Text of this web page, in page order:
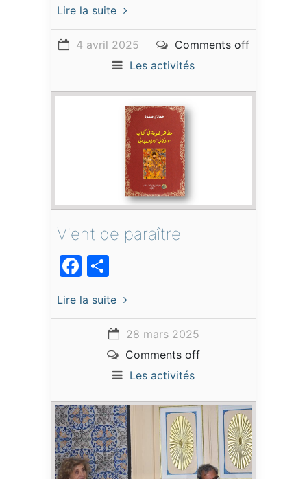
Lire la suite
4 avril 2025
Comments off
Les activités
Vient de paraître
Facebook
Lire la suite
28 mars 2025
Comments off
Les activités